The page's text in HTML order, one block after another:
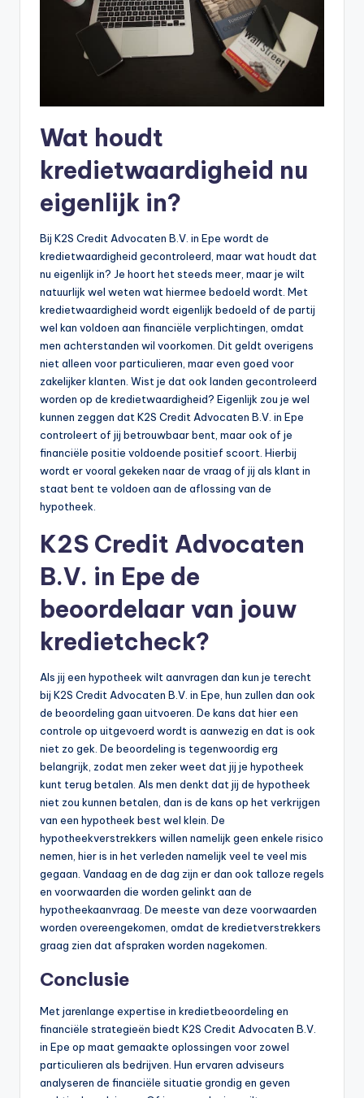
Wat houdt
kredietwaardigheid nu
eigenlijk in?
Bij K2S Credit Advocaten B.V. in Epe wordt de
kredietwaardigheid gecontroleerd, maar wat houdt dat
nu eigenlijk in? Je hoort het steeds meer, maar je wilt
natuurlijk wel weten wat hiermee bedoeld wordt. Met
kredietwaardigheid wordt eigenlijk bedoeld of de partij
wel kan voldoen aan financiële verplichtingen, omdat
men achterstanden wil voorkomen. Dit geldt overigens
niet alleen voor particulieren, maar even goed voor
zakelijker klanten. Wist je dat ook landen gecontroleerd
worden op de kredietwaardigheid? Eigenlijk zou je wel
kunnen zeggen dat K2S Credit Advocaten B.V. in Epe
controleert of jij betrouwbaar bent, maar ook of je
financiële positie voldoende positief scoort. Hierbij
wordt er vooral gekeken naar de vraag of jij als klant in
staat bent te voldoen aan de aflossing van de
hypotheek.
K2S Credit Advocaten
B.V. in Epe de
beoordelaar van jouw
kredietcheck?
Als jij een hypotheek wilt aanvragen dan kun je terecht
bij K2S Credit Advocaten B.V. in Epe, hun zullen dan ook
de beoordeling gaan uitvoeren. De kans dat hier een
controle op uitgevoerd wordt is aanwezig en dat is ook
niet zo gek. De beoordeling is tegenwoordig erg
belangrijk, zodat men zeker weet dat jij je hypotheek
kunt terug betalen. Als men denkt dat jij de hypotheek
niet zou kunnen betalen, dan is de kans op het verkrijgen
van een hypotheek best wel klein. De
hypotheekverstrekkers willen namelijk geen enkele risico
nemen, hier is in het verleden namelijk veel te veel mis
gegaan. Vandaag en de dag zijn er dan ook talloze regels
en voorwaarden die worden gelinkt aan de
hypotheekaanvraag. De meeste van deze voorwaarden
worden overeengekomen, omdat de kredietverstrekkers
graag zien dat afspraken worden nagekomen.
Conclusie
Met jarenlange expertise in kredietbeoordeling en
financiële strategieën biedt K2S Credit Advocaten B.V.
in Epe op maat gemaakte oplossingen voor zowel
particulieren als bedrijven. Hun ervaren adviseurs
analyseren de financiële situatie grondig en geven